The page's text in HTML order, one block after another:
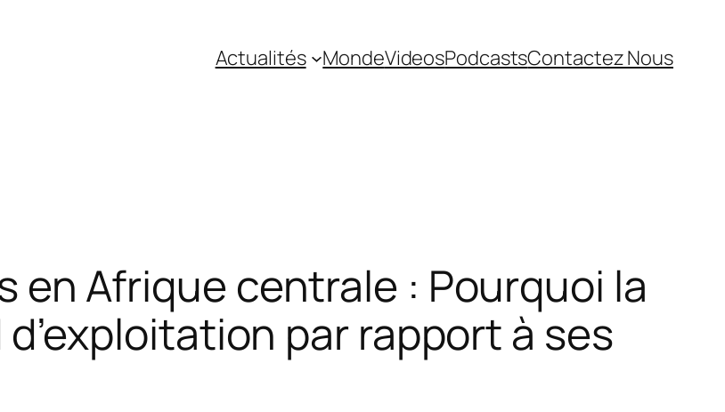
Actualités MondeVideosPodcastsContactez Nous
en Afrique centrale : Pourquoi la
par rapport à ses